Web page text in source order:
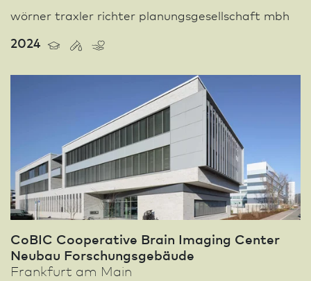
wörner traxler richter planungsgesellschaft mbh
2024
CoBIC Cooperative Brain Imaging Center
Neu­bau Forschungsgebäude
Frank­furt am Main